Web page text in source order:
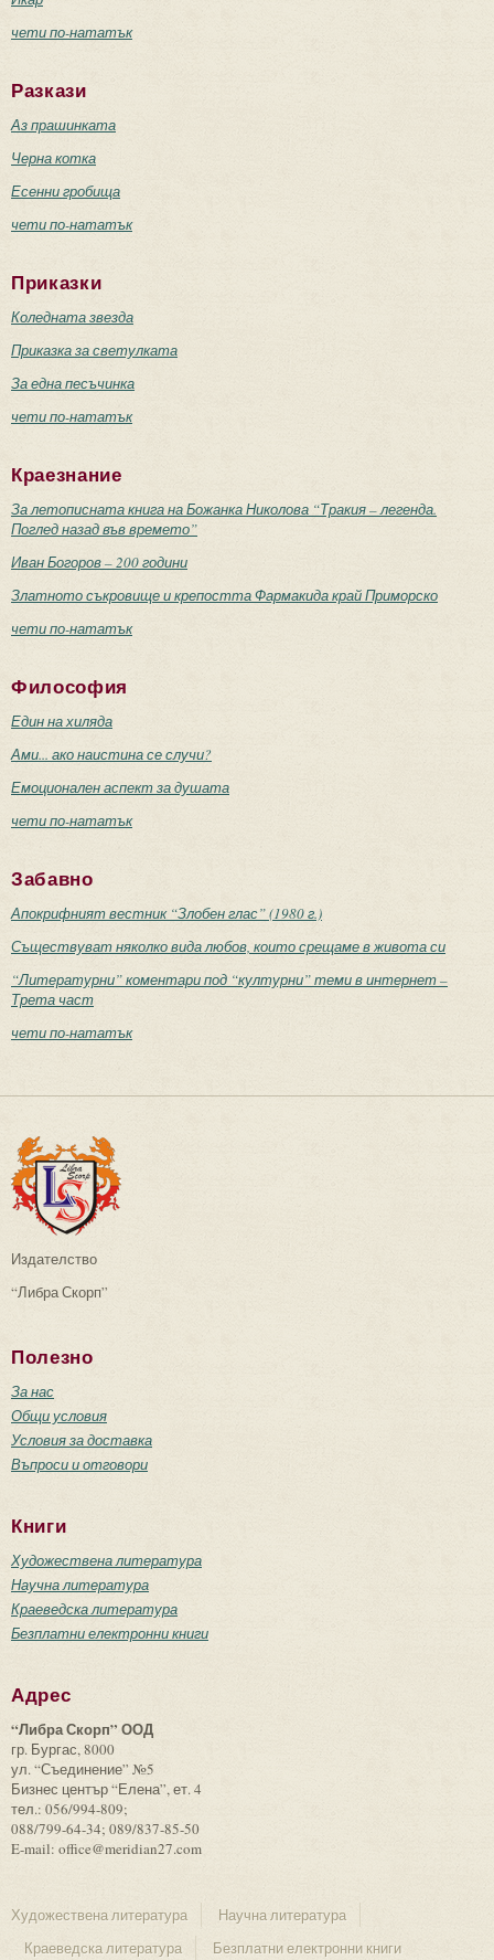
чети по-нататък
Разкази
Аз прашинката
Черна котка
Есенни гробища
чети по-нататък
Приказки
Коледната звезда
Приказка за светулката
За една песъчинка
чети по-нататък
Краезнание
За летописната книга на Божанка Николова “Тракия – легенда.
Поглед назад във времето”
Иван Богоров – 200 години
Златното съкровище и крепостта Фармакида край Приморско
чети по-нататък
Философия
Един на хиляда
Ами... ако наистина се случи?
Емоционален аспект за душата
чети по-нататък
Забавно
Апокрифният вестник “Злобен глас” (1980 г.)
Съществуват няколко вида любов, които срещаме в живота си
“Литературни” коментари под “културни” теми в интернет –
Трета част
чети по-нататък
Издателство
“Либра Скорп”
Полезно
За нас
Общи условия
Условия за доставка
Въпроси и отговори
Книги
Художествена литература
Научна литература
Краеведска литература
Безплатни електронни книги
Адрес
“Либра Скорп” ООД
гр. Бургас, 8000
ул. “Съединение” №5
Бизнес център “Елена”, ет. 4
тел.: 056/994-809;
088/799-64-34; 089/837-85-50
E-mail: office@meridian27.com
Художествена литература
Научна литература
Краеведска литература
Безплатни електронни книги